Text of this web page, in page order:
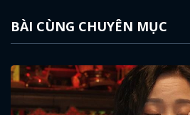
BÀI CÙNG CHUYÊN MỤC